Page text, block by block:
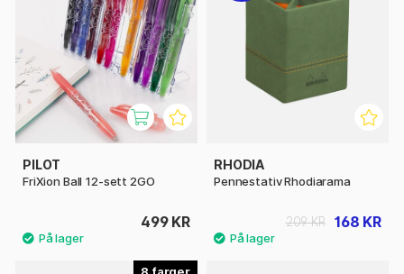
PILOT
FriXion Ball 12-sett 2GO
499 KR
RHODIA
Pennestativ Rhodiarama
168 KR
209 KR